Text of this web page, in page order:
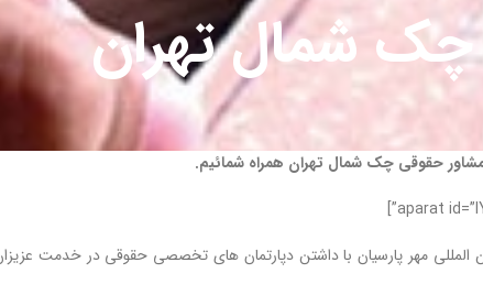
شمال تهران
حقوقی چک شمال تهران همراه شمائیم.
مهر پارسیان با داشتن دپارتمان های تخصصی حقوقی در خدمت